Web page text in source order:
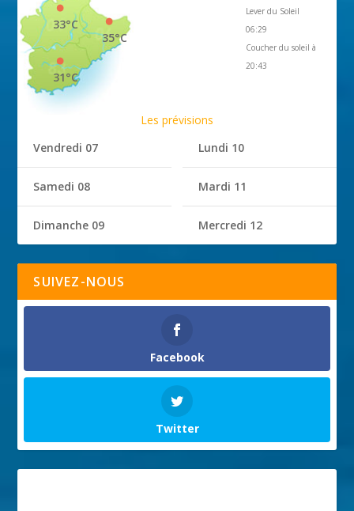
35°C
33°C
31°C
Lever du Soleil
06:29
Coucher du soleil à
20:43
Les prévisions
Vendredi 07
Samedi 08
Dimanche 09
Lundi 10
Mardi 11
Mercredi 12
SUIVEZ-NOUS
Facebook
Twitter